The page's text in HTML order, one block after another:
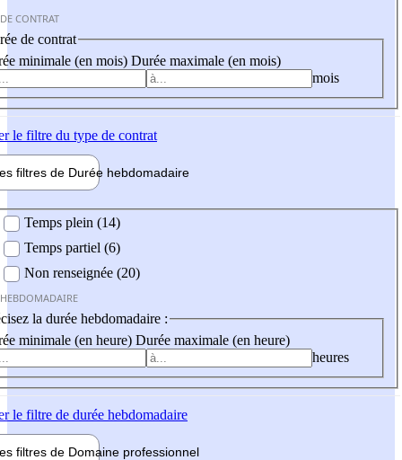
CONTRAT
de contrat
minimale (en mois) Durée maximale (en mois)
mois
le filtre du type de contrat
filtres de Durée hebdomadaire
Temps plein (14)
Temps partiel (6)
Non renseignée (20)
la durée hebdomadaire :
minimale (en heure) Durée maximale (en heure)
heures
le filtre de durée hebdomadaire
filtres de Domaine professionnel